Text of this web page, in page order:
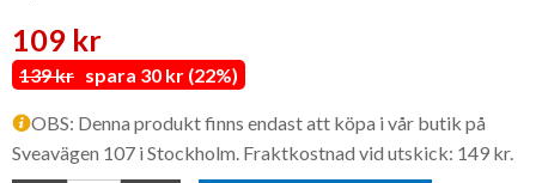
109 kr
139 kr spara 30 kr (22%)
OBS: Denna produkt finns endast att köpa i vår butik på
Sveavägen 107 i Stockholm. Fraktkostnad vid utskick: 149 kr.